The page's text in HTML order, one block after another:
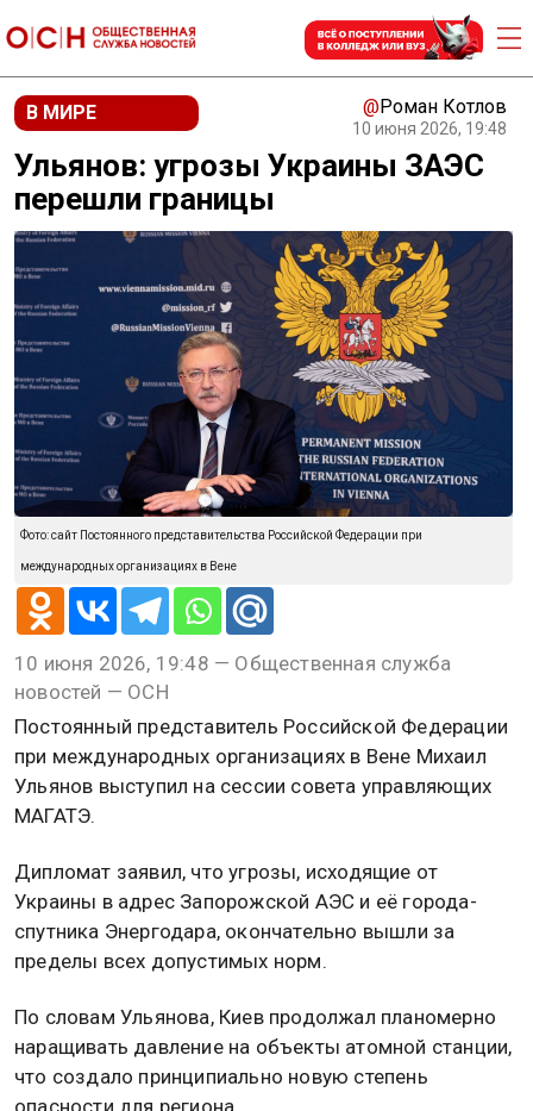
В МИРЕ @Роман Котлов
10 июня 2026, 19:48
Ульянов: угрозы Украины ЗАЭС
перешли границы
Фото: сайт Постоянного представительства Российской Федерации при
международных организациях в Вене
10 июня 2026, 19:48 — Общественная служба
новостей — ОСН
Постоянный представитель Российской Федерации
при международных организациях в Вене Михаил
Ульянов выступил на сессии совета управляющих
МАГАТЭ.
Дипломат заявил, что угрозы, исходящие от
Украины в адрес Запорожской АЭС и её города-
спутника Энергодара, окончательно вышли за
пределы всех допустимых норм.
По словам Ульянова, Киев продолжал планомерно
наращивать давление на объекты атомной станции,
что создало принципиально новую степень